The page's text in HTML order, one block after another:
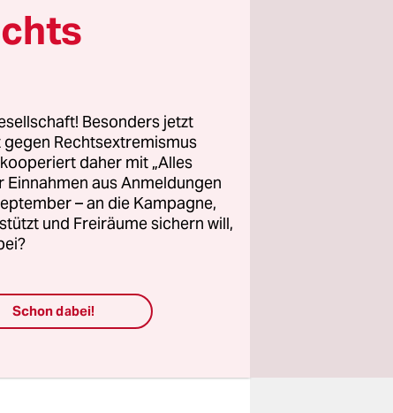
Berlin zu
Besonders jetzt
Rechtsextremismus
daher mit „Alles
aus Anmeldungen
– an die Kampagne,
und Freiräume sichern will,
Schon dabei!